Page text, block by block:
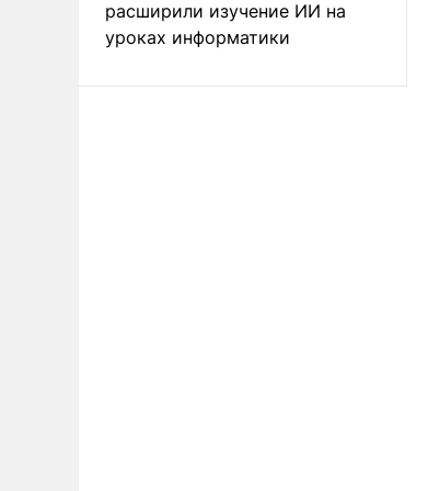
расширили изучение ИИ на
уроках информатики